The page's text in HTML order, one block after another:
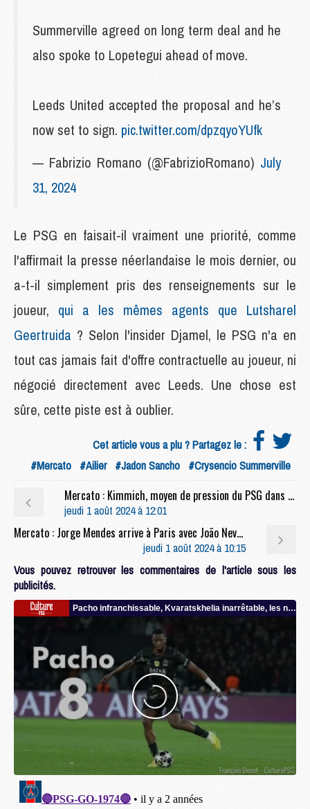
Summerville agreed on long term deal and he
also spoke to Lopetegui ahead of move.
Leeds United accepted the proposal and he’s
now set to sign. pic.twitter.com/dpzqyoYUfk
— Fabrizio Romano (@FabrizioRomano) July
31, 2024
Le PSG en faisait-il vraiment une priorité, comme
l'affirmait la presse néerlandaise le mois dernier, ou
a-t-il simplement pris des renseignements sur le
joueur, qui a les mêmes agents que Lutsharel
Geertruida ? Selon l'insider Djamel, le PSG n'a en
tout cas jamais fait d'offre contractuelle au joueur, ni
négocié directement avec Leeds. Une chose est
sûre, cette piste est à oublier.
Cet article vous a plu ? Partagez le :
#Mercato #Ailier #Jadon Sancho #Crysencio Summerville
Mercato : Kimmich, moyen de pression du PSG dans le dossier Neves ?
jeudi 1 août 2024 à 12:01
Mercato : Jorge Mendes arrive à Paris avec João Neves
jeudi 1 août 2024 à 10:15
Vous pouvez retrouver les commentaires de l'article sous les
publicités.